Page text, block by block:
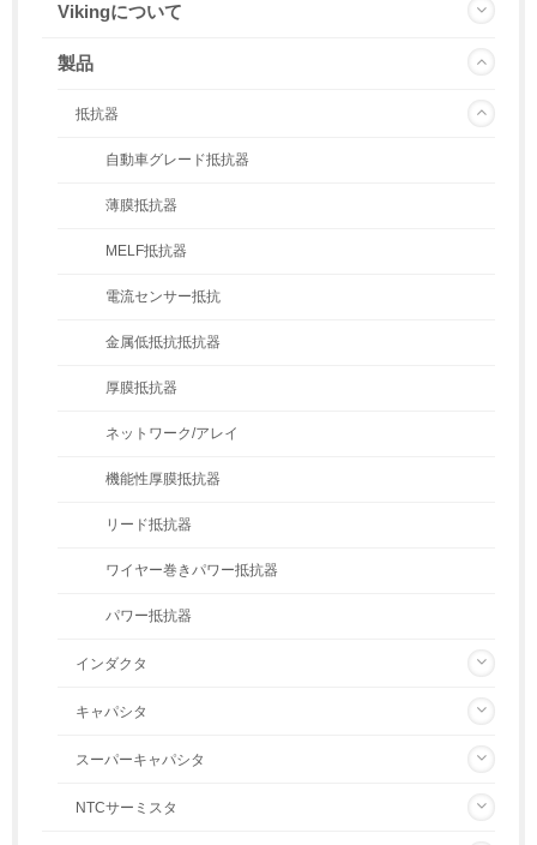
Vikingについて
製品
抵抗器
自動車グレード抵抗器
薄膜抵抗器
MELF抵抗器
電流センサー抵抗
金属低抵抗抵抗器
厚膜抵抗器
ネットワーク/アレイ
機能性厚膜抵抗器
リード抵抗器
ワイヤー巻きパワー抵抗器
パワー抵抗器
インダクタ
キャパシタ
スーパーキャパシタ
NTCサーミスタ